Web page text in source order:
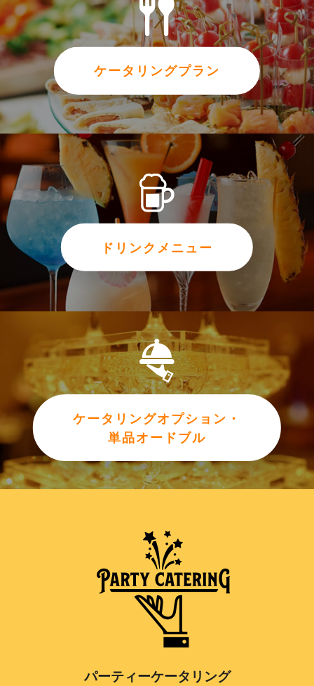
ケータリングプラン
ドリンクメニュー
ケータリングオプション・
単品オードブル
パーティーケータリング